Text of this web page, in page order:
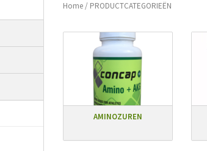
Home / PRODUCTCATEGORIEËN
AMINOZUREN